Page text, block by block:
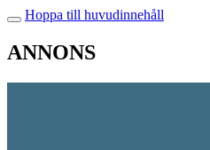
Hoppa till huvudinnehåll
ANNONS